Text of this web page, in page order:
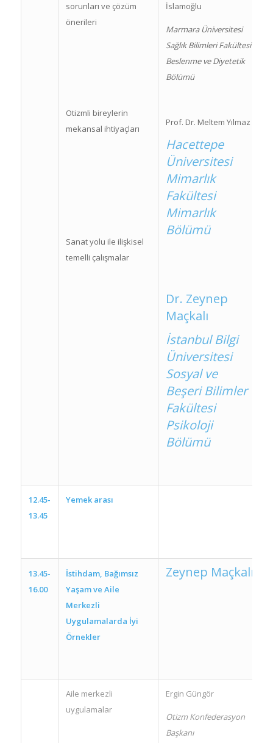
sorunları ve çözüm
önerileri
Otizmli bireylerin
mekansal ihtiyaçları
Sanat yolu ile ilişkisel
temelli çalışmalar
İslamoğlu
Marmara Üniversitesi
Sağlık Bilimleri Fakültesi
Beslenme ve Diyetetik
Bölümü
Prof. Dr. Meltem Yılmaz
Hacettepe
Üniversitesi
Mimarlık
Fakültesi
Mimarlık
Bölümü
Dr. Zeynep
Maçkalı
İstanbul Bilgi
Üniversitesi
Sosyal ve
Beşeri Bilimler
Fakültesi
Psikoloji
Bölümü
12.45-
13.45
Yemek arası
13.45-
16.00
İstihdam, Bağımsız
Yaşam ve Aile
Merkezli
Uygulamalarda İyi
Örnekler
Zeynep Maçkalı
Aile merkezli
uygulamalar
Ergin Güngör
Otizm Konfederasyon
Başkanı